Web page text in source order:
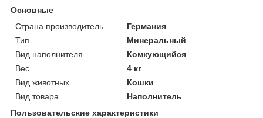
Основные
Страна производитель
Германия
Тип
Минеральный
Вид наполнителя
Комкующийся
Вес
4 кг
Вид животных
Кошки
Вид товара
Наполнитель
Пользовательские характеристики